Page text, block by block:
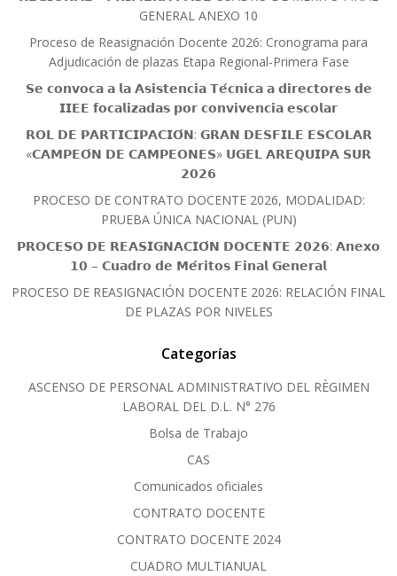
GENERAL ANEXO 10
Proceso de Reasignación Docente 2026: Cronograma para
Adjudicación de plazas Etapa Regional-Primera Fase
𝗦𝗲 𝗰𝗼𝗻𝘃𝗼𝗰𝗮 𝗮 𝗹𝗮 𝗔𝘀𝗶𝘀𝘁𝗲𝗻𝗰𝗶𝗮 𝗧𝗲́𝗰𝗻𝗶𝗰𝗮 𝗮 𝗱𝗶𝗿𝗲𝗰𝘁𝗼𝗿𝗲𝘀 𝗱𝗲
𝗜𝗜𝗘𝗘 𝗳𝗼𝗰𝗮𝗹𝗶𝘇𝗮𝗱𝗮𝘀 𝗽𝗼𝗿 𝗰𝗼𝗻𝘃𝗶𝘃𝗲𝗻𝗰𝗶𝗮 𝗲𝘀𝗰𝗼𝗹𝗮𝗿
𝗥𝗢𝗟 𝗗𝗘 𝗣𝗔𝗥𝗧𝗜𝗖𝗜𝗣𝗔𝗖𝗜𝗢́𝗡: 𝗚𝗥𝗔𝗡 𝗗𝗘𝗦𝗙𝗜𝗟𝗘 𝗘𝗦𝗖𝗢𝗟𝗔𝗥
«𝗖𝗔𝗠𝗣𝗘𝗢́𝗡 𝗗𝗘 𝗖𝗔𝗠𝗣𝗘𝗢𝗡𝗘𝗦» 𝗨𝗚𝗘𝗟 𝗔𝗥𝗘𝗤𝗨𝗜𝗣𝗔 𝗦𝗨𝗥
𝟮𝟬𝟮𝟲
PROCESO DE CONTRATO DOCENTE 2026, MODALIDAD:
PRUEBA ÚNICA NACIONAL (PUN)
𝗣𝗥𝗢𝗖𝗘𝗦𝗢 𝗗𝗘 𝗥𝗘𝗔𝗦𝗜𝗚𝗡𝗔𝗖𝗜𝗢́𝗡 𝗗𝗢𝗖𝗘𝗡𝗧𝗘 𝟮𝟬𝟮𝟲: 𝗔𝗻𝗲𝘅𝗼
𝟭𝟬 – 𝗖𝘂𝗮𝗱𝗿𝗼 𝗱𝗲 𝗠𝗲́𝗿𝗶𝘁𝗼𝘀 𝗙𝗶𝗻𝗮𝗹 𝗚𝗲𝗻𝗲𝗿𝗮𝗹
PROCESO DE REASIGNACIÓN DOCENTE 2026: RELACIÓN FINAL
DE PLAZAS POR NIVELES
Categorías
ASCENSO DE PERSONAL ADMINISTRATIVO DEL RÈGIMEN
LABORAL DEL D.L. N° 276
Bolsa de Trabajo
CAS
Comunicados oficiales
CONTRATO DOCENTE
CONTRATO DOCENTE 2024
CUADRO MULTIANUAL